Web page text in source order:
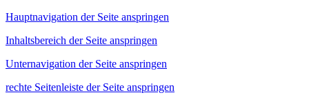
Hauptnavigation der Seite anspringen
Inhaltsbereich der Seite anspringen
Unternavigation der Seite anspringen
rechte Seitenleiste der Seite anspringen